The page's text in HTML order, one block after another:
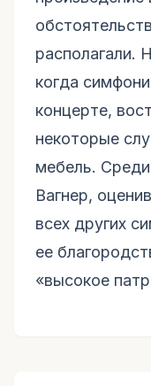
располагали.
когда
концерте,
некоторые
мебель.
Вагнер,
всех других
ее
«высокое